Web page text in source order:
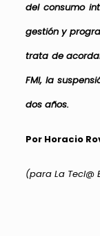
del consumo
gestión y
trata de
FMI, la
dos años.
Por Horacio
(para La Tecl@